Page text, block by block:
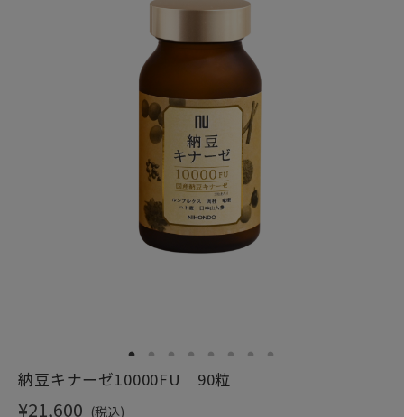
1 2 3 4 5 6 7 8
納豆キナーゼ10000FU 90粒
¥21,600 (税込)